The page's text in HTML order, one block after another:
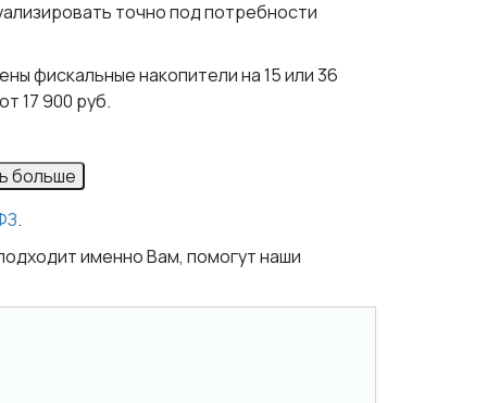
точно под потребности
фискальные накопители на 15 или 36
17 900 руб.
больше
.
именно Вам, помогут наши